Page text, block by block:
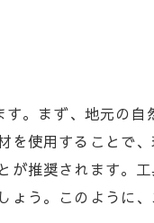
。まず、地元の自
使用することで
推奨されます。
う。このように